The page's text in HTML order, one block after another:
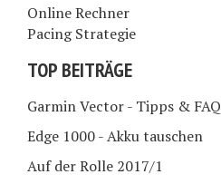
Online Rechner
Pacing Strategie
TOP BEITRÄGE
Garmin Vector - Tipps & FAQ
Edge 1000 - Akku tauschen
Auf der Rolle 2017/1